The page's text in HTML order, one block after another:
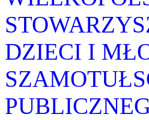
DZIECI I